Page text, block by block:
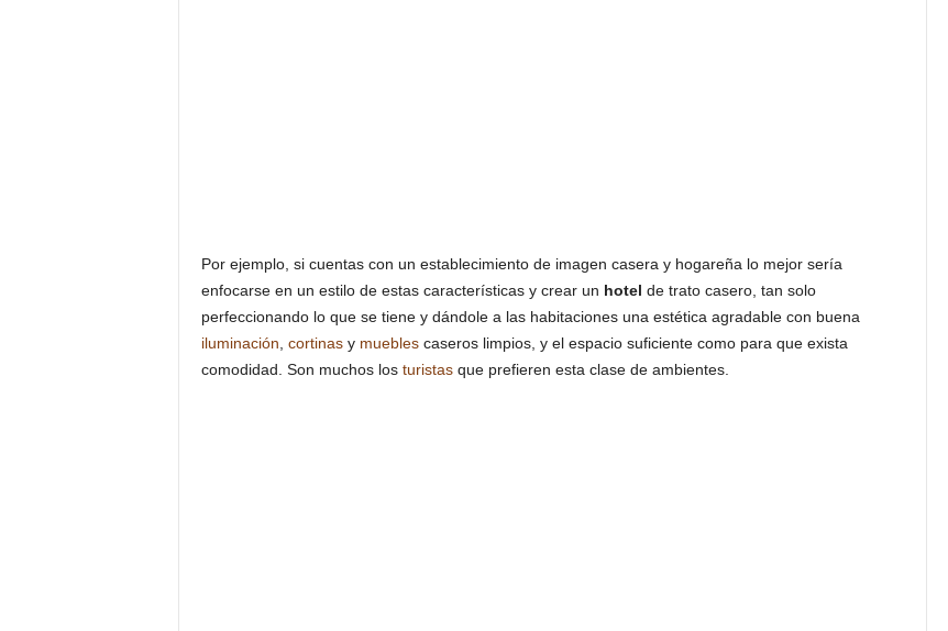
Por ejemplo, si cuentas con un establecimiento de imagen casera y hogareña lo mejor sería
enfocarse en un estilo de estas características y crear un hotel de trato casero, tan solo
perfeccionando lo que se tiene y dándole a las habitaciones una estética agradable con buena
iluminación cortinasy mueblescaseros limpios, y el espacio suficiente como para que exista
comodidad. Son muchos los turistasque prefieren esta clase de ambientes.